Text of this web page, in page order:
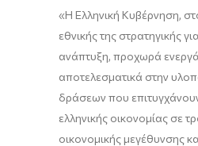
«Η Ελληνική Κυβέρνηση,
εθνικής της στρατηγικής
ανάπτυξη, προχωρά
αποτελεσματικά στην
δράσεων που
ελληνικής οικονομίας σε
οικονομικής μεγέθυνσης